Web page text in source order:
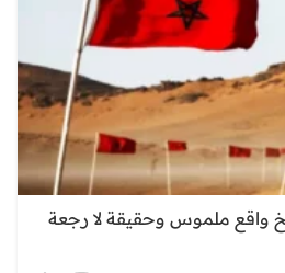
واقع ملموس وحقيقة لا رجعة